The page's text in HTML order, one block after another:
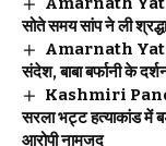
सोते समय सांप ने ली
Amarnath Yatra
संदेश, बाबा बर्फानी के
Kashmiri
सरला भट्ट हत्याकांड में
आरोपी नामजद